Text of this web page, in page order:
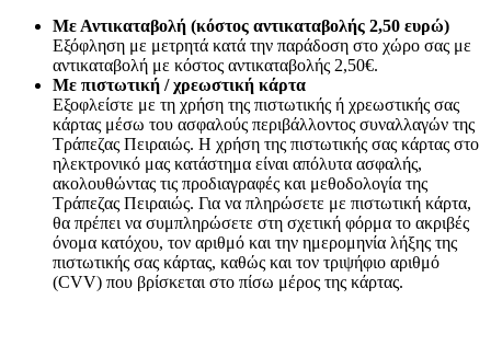
Με Αντικαταβολή (κόστος αντικαταβολής 2,50 ευρώ)
Εξόφληση με μετρητά κατά την παράδοση στο χώρο σας με
αντικαταβολή με κόστος αντικαταβολής 2,50€.
Με πιστωτική / χρεωστική κάρτα
Εξοφλείστε με τη χρήση της πιστωτικής ή χρεωστικής σας
κάρτας μέσω του ασφαλούς περιβάλλοντος συναλλαγών της
Τράπεζας Πειραιώς. Η χρήση της πιστωτικής σας κάρτας στο
ηλεκτρονικό μας κατάστημα είναι απόλυτα ασφαλής,
ακολουθώντας τις προδιαγραφές και μεθοδολογία της
Τράπεζας Πειραιώς. Για να πληρώσετε με πιστωτική κάρτα,
θα πρέπει να συμπληρώσετε στη σχετική φόρμα το ακριβές
όνομα κατόχου, τον αριθμό και την ημερομηνία λήξης της
πιστωτικής σας κάρτας, καθώς και τον τριψήφιο αριθμό
(CVV) που βρίσκεται στο πίσω μέρος της κάρτας.